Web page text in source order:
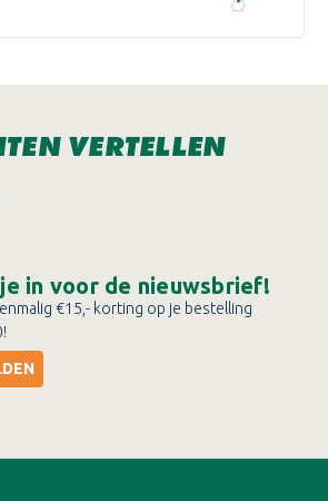
VERTELLEN
in voor de nieuwsbrief!
€15,- korting op je bestelling